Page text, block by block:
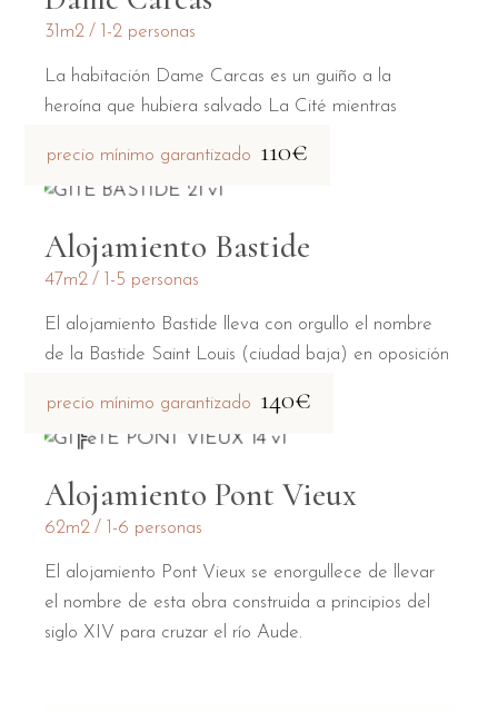
31m2 1-2 personas
La habitación Dame Carcas es un guiño a la
heroína que hubiera salvado La Cité mientras
precio mínimo garantizado 110€
Alojamiento Bastide
47m2 1-5 personas
El alojamiento Bastide lleva con orgullo el nombre
de la Bastide Saint Louis (ciudad baja) en oposición
precio mínimo garantizado 140€
Alojamiento Pont Vieux
62m2 1-6 personas
El alojamiento Pont Vieux se enorgullece de llevar
el nombre de esta obra construida a principios del
siglo XIV para cruzar el río Aude.